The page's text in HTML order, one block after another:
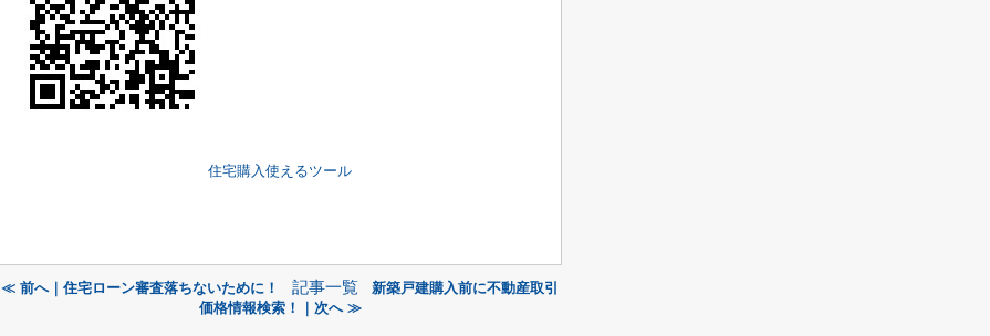
住宅購入使えるツール
≪ 前へ｜住宅ローン審査落ちないために！ 記事一覧
新築戸建購入前に不動産取引
価格情報検索！｜次へ ≫